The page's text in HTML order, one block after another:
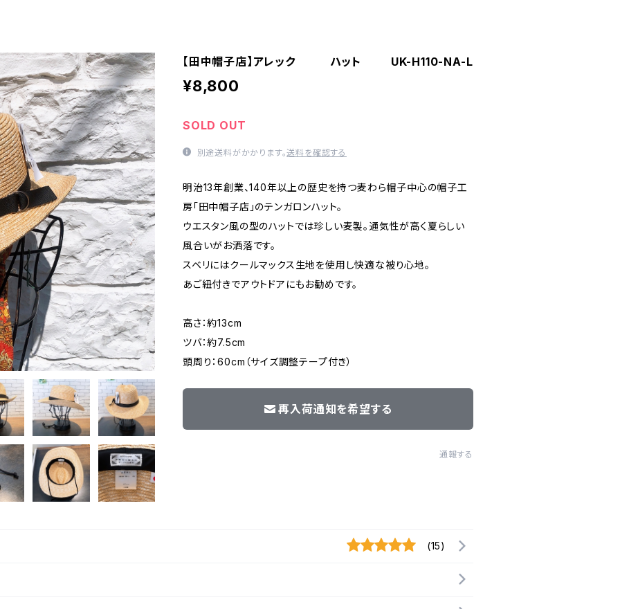
【田中帽子店】アレック ハット UK-H110-NA-L
¥8,800
SOLD OUT
別途送料がかかります。送料を確認する
明治13年創業、140年以上の歴史を持つ麦わら帽子中心の帽子工
房「田中帽子店」のテンガロンハット。
ウエスタン風の型のハットでは珍しい麦製。通気性が高く夏らしい
風合いがお洒落です。
スベリにはクールマックス生地を使用し快適な被り心地。
あご紐付きでアウトドアにもお勧めです。
高さ：約13cm
ツバ：約7.5cm
頭周り：60cm（サイズ調整テープ付き）
再入荷通知を希望する
通報する
(15)